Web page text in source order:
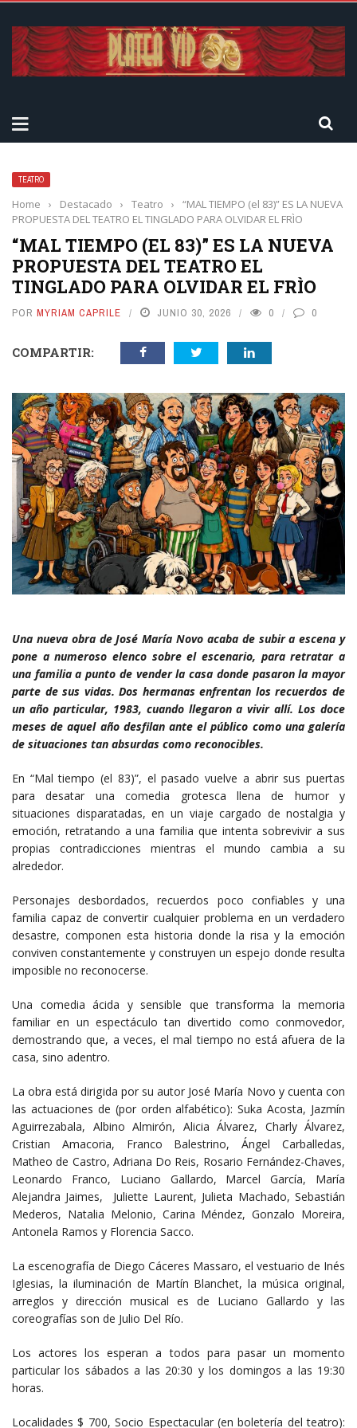
TEATRO
Home › Destacado › Teatro ›
“MAL TIEMPO (el 83)” ES LA NUEVA
PROPUESTA DEL TEATRO EL TINGLADO PARA OLVIDAR EL FRÌO
“MAL TIEMPO (EL 83)” ES LA NUEVA
PROPUESTA DEL TEATRO EL
TINGLADO PARA OLVIDAR EL FRÌO
POR MYRIAM CAPRILE JUNIO 30, 2026 0 0
COMPARTIR:
Una nueva obra de José María Novo acaba de subir a escena y
pone a numeroso elenco sobre el escenario, para retratar a
una familia a punto de vender la casa donde pasaron la mayor
parte de sus vidas. Dos hermanas enfrentan los recuerdos de
un año particular, 1983, cuando llegaron a vivir allí. Los doce
meses de aquel año desfilan ante el público como una galería
de situaciones tan absurdas como reconocibles.
En “Mal tiempo (el 83)”, el pasado vuelve a abrir sus puertas
para desatar una comedia grotesca llena de humor y
situaciones disparatadas, en un viaje cargado de nostalgia y
emoción, retratando a una familia que intenta sobrevivir a sus
propias contradicciones mientras el mundo cambia a su
alrededor.
Personajes desbordados, recuerdos poco confiables y una
familia capaz de convertir cualquier problema en un verdadero
desastre, componen esta historia donde la risa y la emoción
conviven constantemente y construyen un espejo donde resulta
imposible no reconocerse.
Una comedia ácida y sensible que transforma la memoria
familiar en un espectáculo tan divertido como conmovedor,
demostrando que, a veces, el mal tiempo no está afuera de la
casa, sino adentro.
La obra está dirigida por su autor José María Novo y cuenta con
las actuaciones de (por orden alfabético): Suka Acosta, Jazmín
Aguirrezabala, Albino Almirón, Alicia Álvarez, Charly Álvarez,
Cristian Amacoria, Franco Balestrino, Ángel Carballedas,
Matheo de Castro, Adriana Do Reis, Rosario Fernández-Chaves,
Leonardo Franco, Luciano Gallardo, Marcel García, María
Alejandra Jaimes, Juliette Laurent, Julieta Machado, Sebastián
Mederos, Natalia Melonio, Carina Méndez, Gonzalo Moreira,
Antonela Ramos y Florencia Sacco.
La escenografía de Diego Cáceres Massaro, el vestuario de Inés
Iglesias, la iluminación de Martín Blanchet, la música original,
arreglos y dirección musical es de Luciano Gallardo y las
coreografías son de Julio Del Río.
Los actores los esperan a todos para pasar un momento
particular los sábados a las 20:30 y los domingos a las 19:30
horas.
Localidades $ 700, Socio Espectacular (en boletería del teatro):